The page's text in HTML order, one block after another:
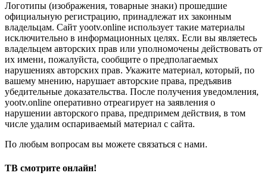
Логотипы (изображения, товарные знаки) прошедшие
официальную регистрацию, принадлежат их законным
владельцам. Сайт yootv.online использует такие материалы
исключительно в информационных целях. Если вы являетесь
владельцем авторских прав или уполномочены действовать от
их имени, пожалуйста, сообщите о предполагаемых
нарушениях авторских прав. Укажите материал, который, по
вашему мнению, нарушает авторские права, предъявив
убедительные доказательства. После получения уведомления,
yootv.online оперативно отреагирует на заявления о
нарушении авторского права, предпримем действия, в том
числе удалим оспариваемый материал с сайта.
По любым вопросам вы можете связаться с нами.
ТВ смотрите онлайн!